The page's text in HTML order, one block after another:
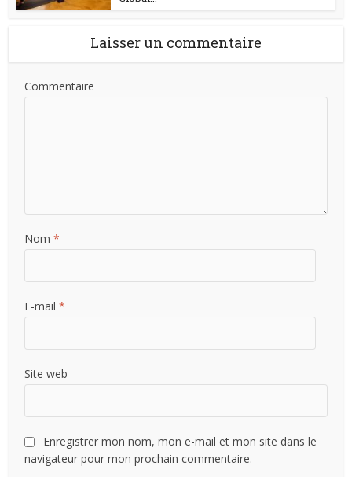
Laisser un commentaire
Commentaire
Nom*
E-mail*
Site web
Enregistrer mon nom, mon e-mail et mon site dans le
navigateur pour mon prochain commentaire.